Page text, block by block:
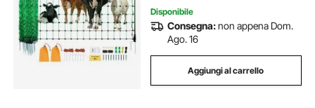
Disponibile
Consegna:non appena Dom.
Ago. 16
Aggiungi al carrello